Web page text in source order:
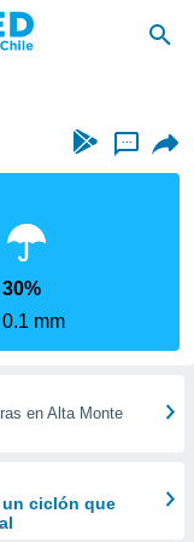
...
30%
0.1 mm
en Alta Monte
un ciclón que